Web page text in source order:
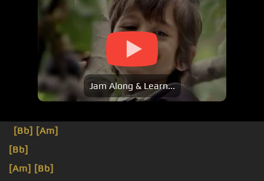
Jam Along & Learn...
[Bb] [Am]
[Bb]
[Am] [Bb]